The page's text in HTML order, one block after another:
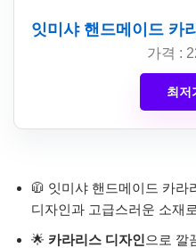
잇미샤 핸드메이드 카
가격 :
최저
🧥 잇미샤 핸드메이드 카라
디자인과 고급스러운 소재
🌟 카라리스 디자인 으로 깔